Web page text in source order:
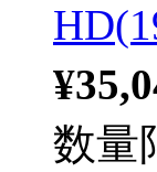
数量